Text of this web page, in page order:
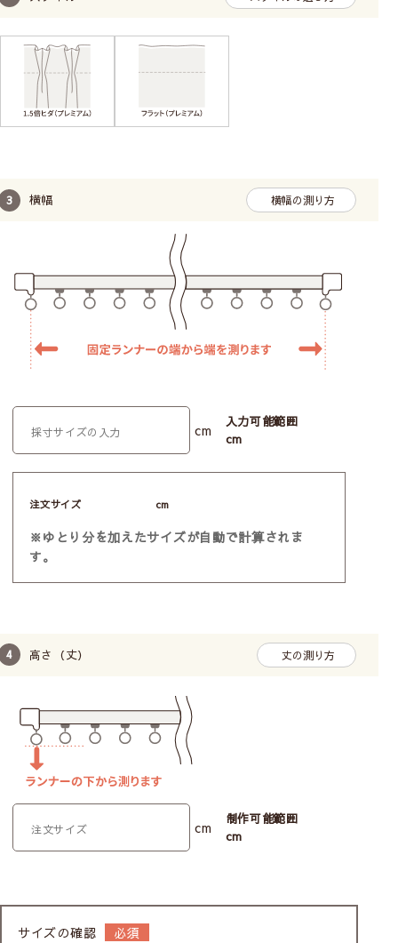
横幅 横幅の測り方
cm
入力可能範囲
cm
注文サイズ cm
※ゆとり分を加えたサイズが自動で計算されま
す。
高さ（丈） 丈の測り方
cm
制作可能範囲
cm
サイズの確認